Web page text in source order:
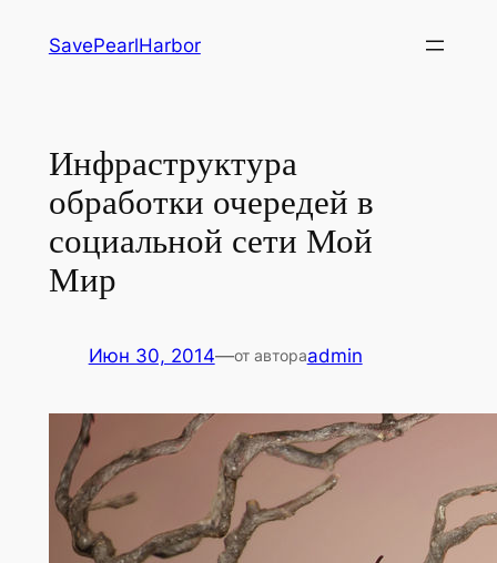
SavePearlHarbor
Инфраструктура
обработки очередей в
социальной сети Мой
Мир
Июн 30, 2014—от автораadmin